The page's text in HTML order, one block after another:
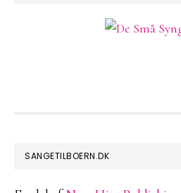
FOOTER
SANGETILBOERN.DK